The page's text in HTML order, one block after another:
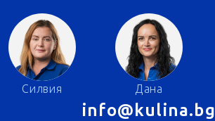
Силвия Дана
info@kulina.bg